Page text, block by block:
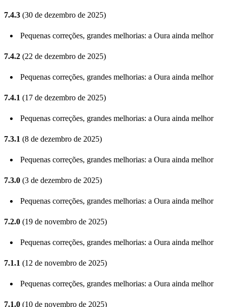
7.4.3 (30 de dezembro de 2025)
Pequenas correções, grandes melhorias: a Oura ainda melhor
7.4.2 (22 de dezembro de 2025)
Pequenas correções, grandes melhorias: a Oura ainda melhor
7.4.1 (17 de dezembro de 2025)
Pequenas correções, grandes melhorias: a Oura ainda melhor
7.3.1 (8 de dezembro de 2025)
Pequenas correções, grandes melhorias: a Oura ainda melhor
7.3.0 (3 de dezembro de 2025)
Pequenas correções, grandes melhorias: a Oura ainda melhor
7.2.0 (19 de novembro de 2025)
Pequenas correções, grandes melhorias: a Oura ainda melhor
7.1.1 (12 de novembro de 2025)
Pequenas correções, grandes melhorias: a Oura ainda melhor
7.1.0 (10 de novembro de 2025)